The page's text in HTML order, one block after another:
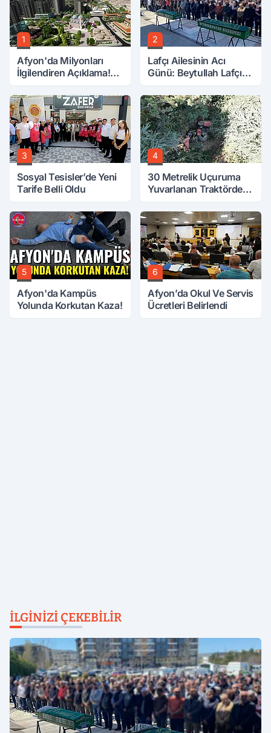
1
Afyon'da Milyonları
İlgilendiren Açıklama!
2
Lafçı Ailesinin Acı
Günü: Beytullah Lafçı
3
Sosyal Tesisler’de Yeni
Tarife Belli Oldu
4
30 Metrelik Uçuruma
Yuvarlanan Traktörden
5
Afyon'da Kampüs
Yolunda Korkutan Kaza!
6
Afyon’da Okul Ve Servis
Ücretleri Belirlendi
İLGINIZI ÇEKEBILIR